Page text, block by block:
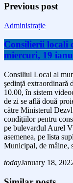
Previous post
Administrație
Consilierii locali
miercuri, 19
Consiliul Local al
şedinţă extraordinară
10.00, în sistem
de zi se află două
către Ministerul
condiţiilor pentru
pe bulevardul Aurel
asemenea, pe lista
Municipal, de
todayJanuary 18,